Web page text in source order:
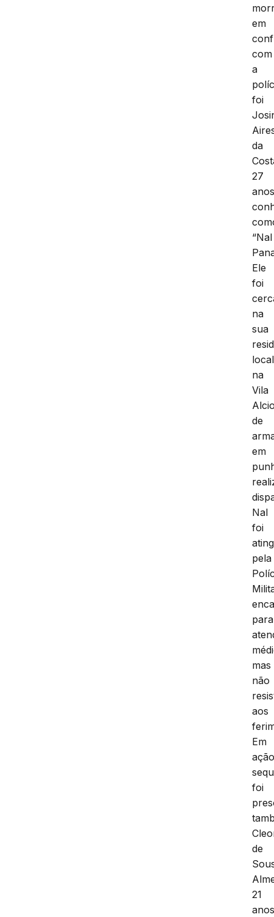
em
com
a
foi
da
27
“Nal
Ele
foi
na
sua
na
Vila
de
em
Nal
foi
pela
para
mas
não
aos
Em
foi
de
21